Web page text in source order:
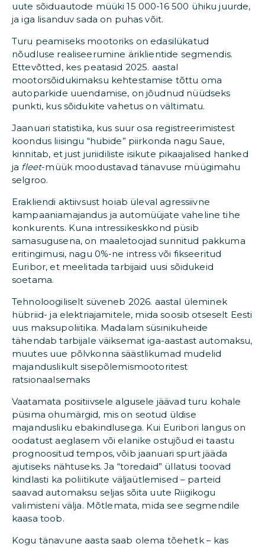
uute sõiduautode müüki 15 000-16 500 ühiku juurde,
ja iga lisanduv sada on puhas võit.
Turu peamiseks mootoriks on edasilükatud
nõudluse realiseerumine äriklientide segmendis.
Ettevõtted, kes peatasid 2025. aastal
mootorsõidukimaksu kehtestamise tõttu oma
autoparkide uuendamise, on jõudnud nüüdseks
punkti, kus sõidukite vahetus on vältimatu.
Jaanuari statistika, kus suur osa registreerimistest
koondus liisingu “hubide” piirkonda nagu Saue,
kinnitab, et just juriidiliste isikute pikaajalised hanked
ja fleet-müük moodustavad tänavuse müügimahu
selgroo.
Erakliendi aktiivsust hoiab üleval agressiivne
kampaaniamajandus ja automüüjate vaheline tihe
konkurents. Kuna intressikeskkond püsib
samasugusena, on maaletoojad sunnitud pakkuma
eritingimusi, nagu 0%-ne intress või fikseeritud
Euribor, et meelitada tarbijaid uusi sõidukeid
soetama.
Tehnoloogiliselt süveneb 2026. aastal üleminek
hübriid- ja elektriajamitele, mida soosib otseselt Eesti
uus maksupoliitika. Madalam süsinikuheide
tähendab tarbijale väiksemat iga-aastast automaksu,
muutes uue põlvkonna säästlikumad mudelid
majanduslikult sisepõlemismootoritest
ratsionaalsemaks
Vaatamata positiivsele algusele jäävad turu kohale
püsima ohumärgid, mis on seotud üldise
majandusliku ebakindlusega. Kui Euribori langus on
oodatust aeglasem või elanike ostujõud ei taastu
prognoositud tempos, võib jaanuari spurt jääda
ajutiseks nähtuseks. Ja “toredaid” üllatusi toovad
kindlasti ka poliitikute väljaütlemised – parteid
saavad automaksu seljas sõita uute Riigikogu
valimisteni välja. Mõtlemata, mida see segmendile
kaasa toob.
Kogu tänavune aasta saab olema tõehetk – kas